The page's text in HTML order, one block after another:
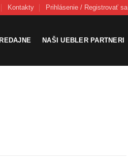
Kontakty Prihlásenie / Registrovať sa
NAŠI UEBLER PARTNERI